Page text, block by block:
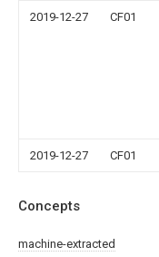
2019-12-27 CF01
2019-12-27 CF01
Concepts
machine-extracted